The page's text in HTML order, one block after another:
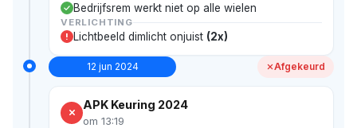
Bedrijfsrem werkt niet op alle wielen
VERLICHTING
! Lichtbeeld dimlicht onjuist (2x)
12 jun 2024 Afgekeurd
APK Keuring 2024
om 13:19